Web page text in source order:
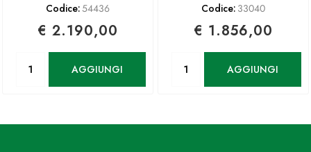
Codice:54436
€ 2.190,00
AGGIUNGI
Codice: 33040
€ 1.856,00
AGGIUNGI